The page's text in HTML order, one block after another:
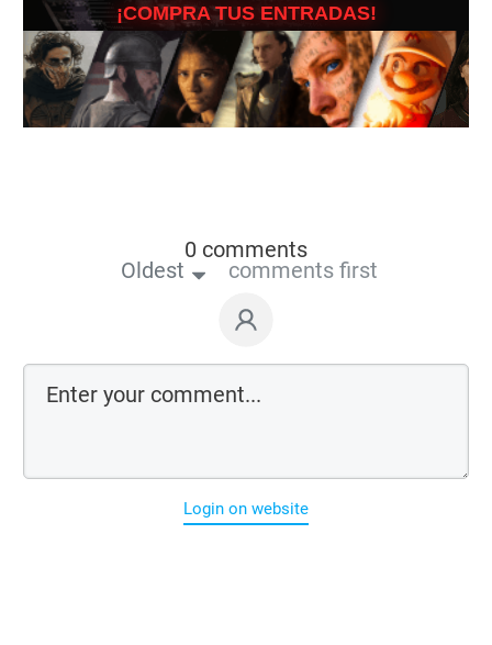
¡COMPRA TUS ENTRADAS!
0 comments
Oldest comments first
Login on website